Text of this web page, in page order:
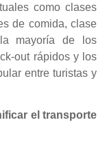
como clases
de comida, clase
mayoría de los
out rápidos y los
entre turistas y
el transporte